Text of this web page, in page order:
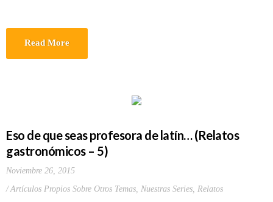
Read More
Eso de que seas profesora de latín… (Relatos
gastronómicos – 5)
Noviembre 26, 2015
Artículos Propios Sobre Otros Temas, Nuestras Series, Relatos